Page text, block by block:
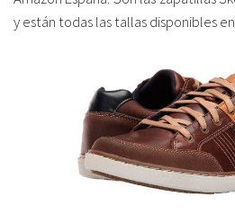
y están todas las tallas disponibles